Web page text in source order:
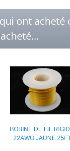
ont
BOBINE DE FIL
22AWG JAUNE